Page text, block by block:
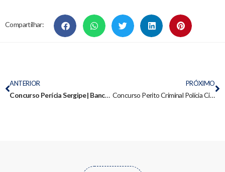
Compartilhar:
ANTERIOR
Concurso Perícia Sergipe | Banca IDECAN, edital iminente e até R$ 13,5 mil
PRÓXIMO
Concurso Perito Criminal Polícia Científica GO | Tudo que precisa saber e estratégias de preparação